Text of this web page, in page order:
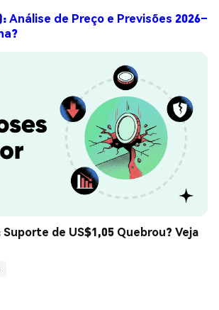
Análise de Preço e Previsões 2026–
Suporte de US$1,05 Quebrou? Veja